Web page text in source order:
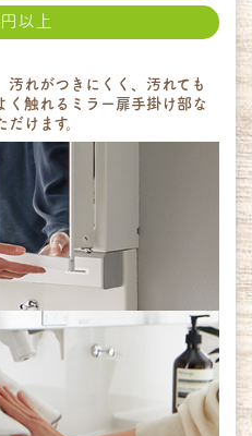
以上
汚れがつきにくく、汚れても
く触れるミラー扉手掛け部な
けます。